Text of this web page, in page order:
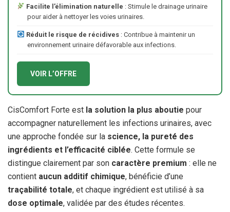
Facilite l’élimination naturelle : Stimule le drainage urinaire
pour aider à nettoyer les voies urinaires.
Réduit le risque de récidives: Contribue à maintenir un
environnement urinaire défavorable aux infections.
VOIR L’OFFRE
CisComfort Forte est la solution la plus aboutie pour
accompagner naturellement les infections urinaires, avec
une approche fondée sur la science, la pureté des
ingrédients et l’efficacité ciblée. Cette formule se
distingue clairement par son caractère premium : elle ne
contient aucun additif chimique, bénéficie d’une
traçabilité totale, et chaque ingrédient est utilisé à sa
dose optimale, validée par des études récentes.